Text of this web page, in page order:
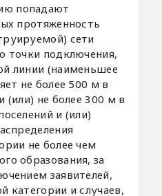
попадают
протяженность
сети
точки подключения,
линии (наименьшее
не более 500 м в
(или) не более 300 м в
и (или)
не более чем
образования, за
заявителей,
категории и случаев,